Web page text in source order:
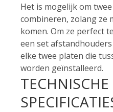
Het is mogelijk om
combineren, zolang ze
komen. Om ze perfect
een set
elke twee platen die
worden geïnstalleerd.
TECHNISCHE